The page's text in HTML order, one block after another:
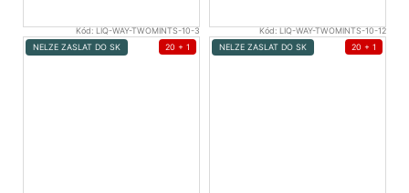
Kód: LIQ-WAY-TWOMINTS-10-3
NELZE ZASLAT DO SK
20 + 1
Kód: LIQ-WAY-TWOMINTS-10-12
NELZE ZASLAT DO SK
20 + 1